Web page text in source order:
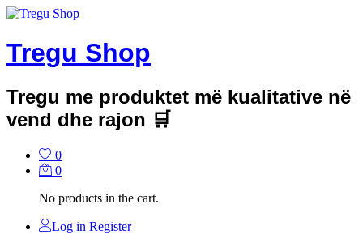
Tregu Shop
Tregu me produktet më kualitative në
vend dhe rajon 🛒
0
0
No products in the cart.
Log in Register